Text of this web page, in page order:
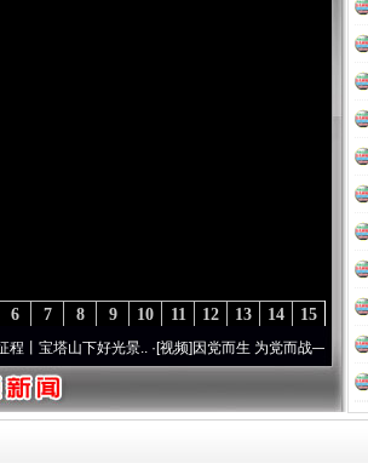
15
14
13
12
11
10
9
8
7
6
好光景..·[视频]因党而生 为党而战——百年“纪”事⑧加